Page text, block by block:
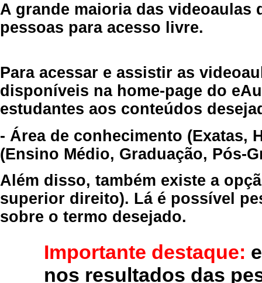
A grande maioria das videoaulas
pessoas para acesso livre.
Para acessar e assistir as
disponíveis na home-page do
estudantes aos conteúdos
- Área de conhecimento (Exatas,
(Ensino Médio, Graduação, Pós-
Além disso, também existe a
superior direito). Lá é possível
sobre o termo desejado.
Importante destaque:
nos resultados das